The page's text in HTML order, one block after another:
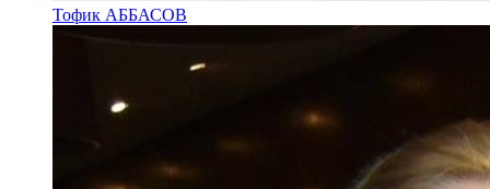
Тофик АББАСОВ